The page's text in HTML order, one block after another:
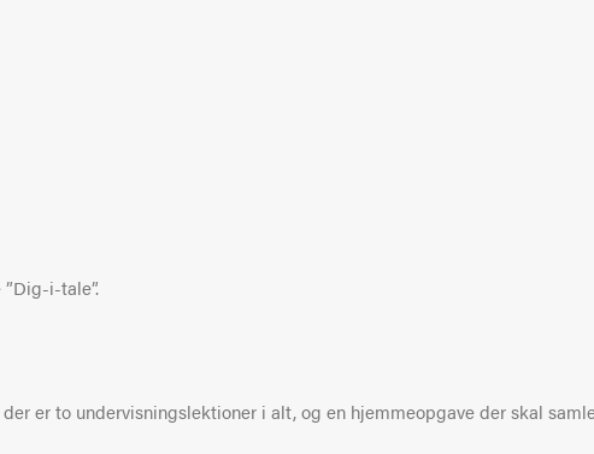
i-tale”.
erto undervisningslektioner i alt, og en hjemmeopgave der skal